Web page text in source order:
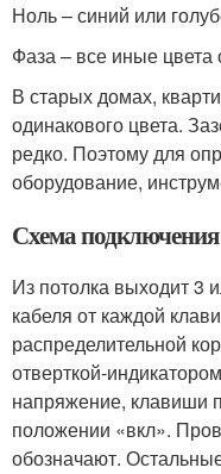
Ноль – синий или
Фаза – все иные цвета
В старых домах,
одинакового цвета.
редко. Поэтому для
оборудование,
Схема
Из потолка выходит 3
кабеля от каждой
распределительной
отверткой-
напряжение, клавиши
положении «вкл».
обозначают.